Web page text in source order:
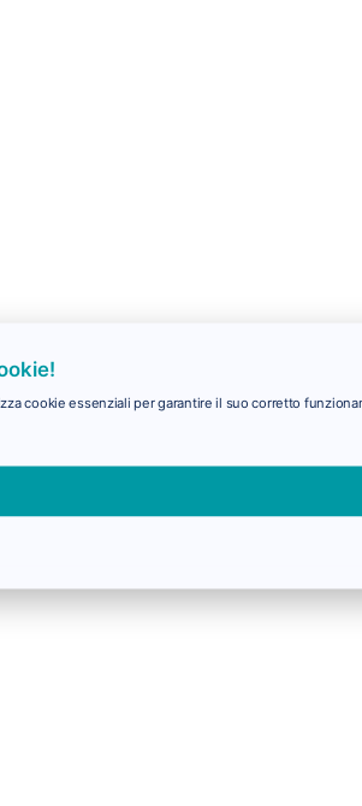
cookie essenziali per garantire il suo corretto